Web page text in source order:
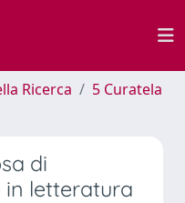
Ricerca
5 Curatela
di
in letteratura